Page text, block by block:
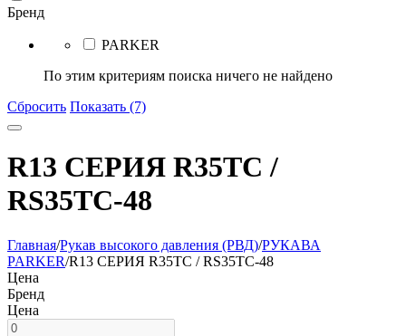
Бренд
PARKER
По этим критериям поиска ничего не найдено
Сбросить Показать (7)
R13 СЕРИЯ R35TC /
RS35TC-48
Главная/Рукав высокого давления (РВД)/РУКАВА
PARKER/R13 СЕРИЯ R35TC / RS35TC-48
Цена
Бренд
Цена